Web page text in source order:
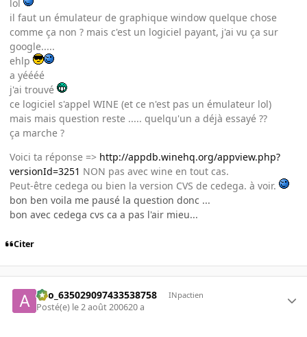
lol
il faut un émulateur de graphique window quelque chose
comme ça non ? mais c'est un logiciel payant, j'ai vu ça sur
google.....
ehlp
a yéééé
j'ai trouvé
ce logiciel s'appel WINE (et ce n'est pas un émulateur lol)
mais mais question reste ..... quelqu'un a déjà essayé ??
ça marche ?
Voici ta réponse => http://appdb.winehq.org/appview.php?
versionId=3251 NON pas avec wine en tout cas.
Peut-être cedega ou bien la version CVS de cedega. à voir.
bon ben voila me pausé la question donc ...
bon avec cedega cvs ca a pas l'air mieu...
Citer
ano_635029097433538758 INpactien
Posté(e) le 2 août 200620 a